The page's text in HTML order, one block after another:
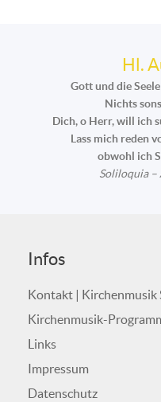
Hl.
Gott und die
Nichts
Dich, o Herr, will ich
Lass mich reden
obwohl ich
Soliloquia –
Infos
Kontakt | Kirchenmusik
Kirchenmusik-
Links
Impressum
Datenschutz